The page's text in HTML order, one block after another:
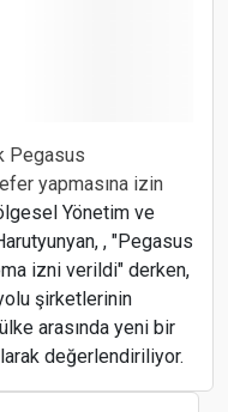
Pegasus
yapmasına izin
Yönetim ve
, "Pegasus
izni verildi" derken,
şirketlerinin
arasında yeni bir
değerlendiriliyor.
Ticaret Merkezi”